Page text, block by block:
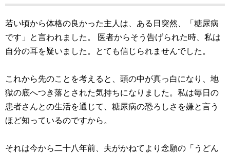
若い頃から体格の良かった主人は、ある日突然、「糖尿病
です」と言われました。 医者からそう告げられた時、私は
自分の耳を疑いました。とても信じられませんでした。
これから先のことを考えると、頭の中が真っ白になり、地
獄の底へつき落とされた気持ちになりました。私は毎日の
患者さんとの生活を通じて、糖尿病の恐ろしさを嫌と言う
ほど知っているのですから。
それは今から二十八年前、夫がかねてより念願の「うどん